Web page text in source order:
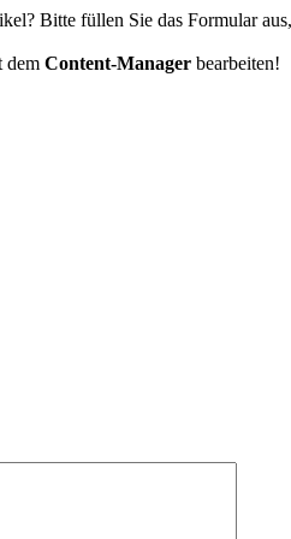
Bitte füllen Sie das Formular
dem Content-Manager bearbeiten!